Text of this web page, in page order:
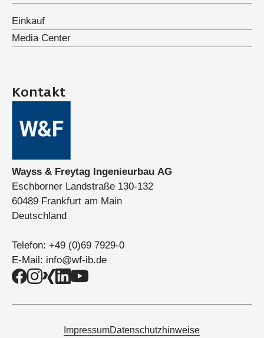
Einkauf
Media Center
Kontakt
Wayss & Freytag Ingenieurbau AG
Eschborner Landstraße 130-132
60489 Frankfurt am Main
Deutschland
Telefon: +49 (0)69 7929-0
E-Mail: info@wf-ib.de
ImpressumDatenschutzhinweise